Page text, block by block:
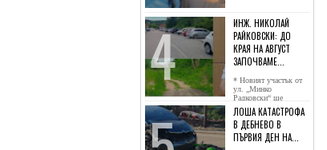
ИНЖ. НИКОЛАЙ
РАЙКОВСКИ: ДО
КРАЯ НА АВГУСТ
ЗАПОЧВАМЕ...
* Новият участък от
ул. „Минко
Радковски“ ще
достигне жк...
ЛОША КАТАСТРОФА
В ДЕБНЕВО В
ПЪРВИЯ ДЕН НА...